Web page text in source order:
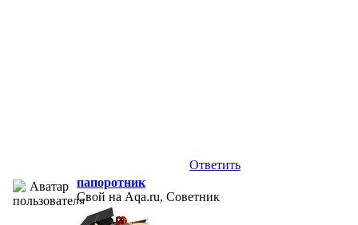
Ответить
папоротник
Свой на Aqa.ru, Советник